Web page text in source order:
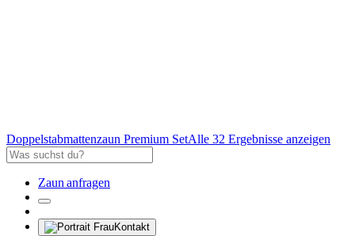
Doppelstabmattenzaun Premium SetAlle 32 Ergebnisse anzeigen
Zaun anfragen
Kontakt